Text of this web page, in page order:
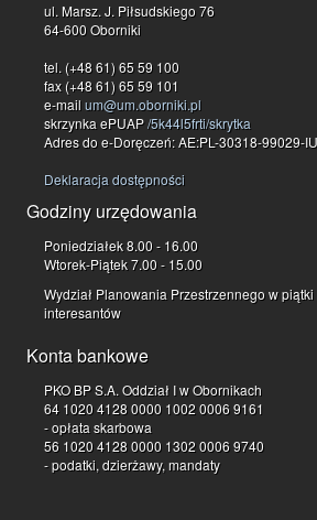
ul. Marsz. J. Piłsudskiego 76
64-600 Oborniki
tel. (+48 61) 65 59 100
fax (+48 61) 65 59 101
e-mailum@um.oborniki.pl
skrzynka ePUAP/5k44l5frti/skrytka
Adres do e-Doręczeń: AE:PL-30318-99029-
Deklaracja dostępności
Godziny urzędowania
Poniedziałek 8.00 - 16.00
Wtorek-Piątek 7.00 - 15.00
Wydział Planowania Przestrzennego w
interesantów
Konta bankowe
PKO BP S.A. Oddział I w Obornikach
64 1020 4128 0000 1002 0006 9161
- opłata skarbowa
56 1020 4128 0000 1302 0006 9740
- podatki, dzierżawy, mandaty